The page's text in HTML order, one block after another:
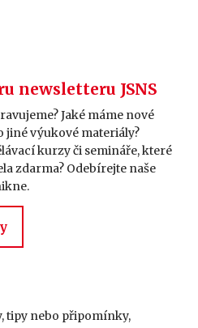
newsletteru JSNS
Jaké máme nové
jiné výukové materiály?
kurzy či semináře, které
zdarma? Odebírejte naše
tipy nebo připomínky,